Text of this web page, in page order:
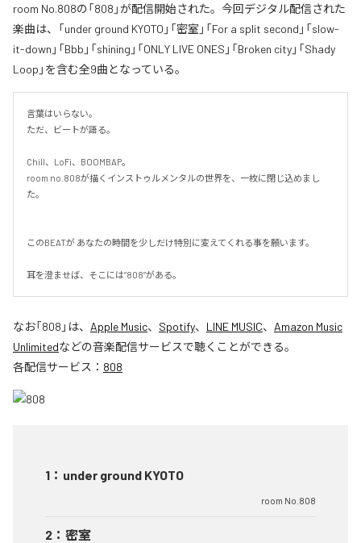
room No.808の「808」が配信開始された。今回デジタル配信された
楽曲は、「under ground KYOTO」「密室」「For a split second」「slow-
it-down」「Bbb」「shining」「ONLY LIVE ONES」「Broken city」「Shady
Loop」を含む全9曲となっている。
言葉はいらない。
ただ、ビートが語る。
Chill、LoFi、BOOMBAP。
room no.808が描くインストゥルメンタルの世界を、一枚に閉じ込めまし
た。
このBEATが あなたの時間を少しだけ特別に変えてくれる事を願います。
耳を澄ませば、そこには”808”がある。
なお「808 」は、 Apple Music、 Spotify、 LINE MUSIC、 Amazon Music
Unlimitedなどの音楽配信サービスで聴くことができる。
各配信サービス： 808
1 ： under ground KYOTO
room No.808
2 ： 密室